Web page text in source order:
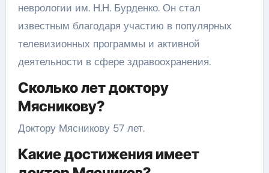
неврологии им. Н.Н. Бурденко. Он стал
известным благодаря участию в популярных
телевизионных программы и активной
деятельности в сфере здравоохранения.
Сколько лет доктору
Мясникову?
Доктору Мясникову 57 лет.
Какие достижения имеет